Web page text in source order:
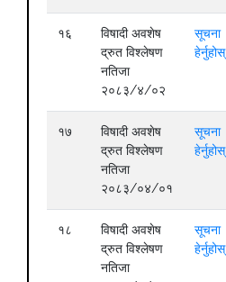
१६
विषादी अवशेष
द्रुत विश्लेषण
नतिजा
२०८३/४/०२
सूचना
हेर्नुहोस्
१७
विषादी अवशेष
द्रुत विश्लेषण
नतिजा
२०८३/०४/०१
सूचना
हेर्नुहोस्
१८
विषादी अवशेष
द्रुत विश्लेषण
नतिजा
सूचना
हेर्नुहोस्